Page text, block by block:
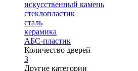
искусственный камень
стеклопластик
сталь
керамика
АБС-пластик
Количество дверей
3
Другие категории